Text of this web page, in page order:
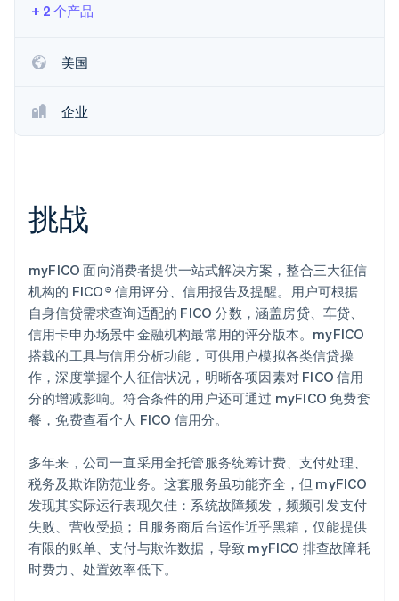
+ 2 个产品
美国
企业
挑战
myFICO 面向消费者提供一站式解决方案，整合三大征信
机构的 FICO® 信用评分、信用报告及提醒。用户可根据
自身信贷需求查询适配的 FICO 分数，涵盖房贷、车贷、
信用卡申办场景中金融机构最常用的评分版本。myFICO
搭载的工具与信用分析功能，可供用户模拟各类信贷操
作，深度掌握个人征信状况，明晰各项因素对 FICO 信用
分的增减影响。符合条件的用户还可通过 myFICO 免费套
餐，免费查看个人 FICO 信用分。
多年来，公司一直采用全托管服务统筹计费、支付处理、
税务及欺诈防范业务。这套服务虽功能齐全，但 myFICO
发现其实际运行表现欠佳：系统故障频发，频频引发支付
失败、营收受损；且服务商后台运作近乎黑箱，仅能提供
有限的账单、支付与欺诈数据，导致 myFICO 排查故障耗
时费力、处置效率低下。